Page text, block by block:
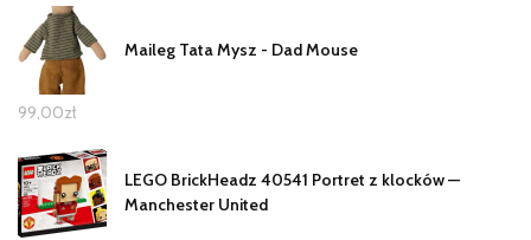
Maileg Tata Mysz - Dad Mouse
99,00zł
LEGO BrickHeadz 40541 Portret z klocków —
Manchester United